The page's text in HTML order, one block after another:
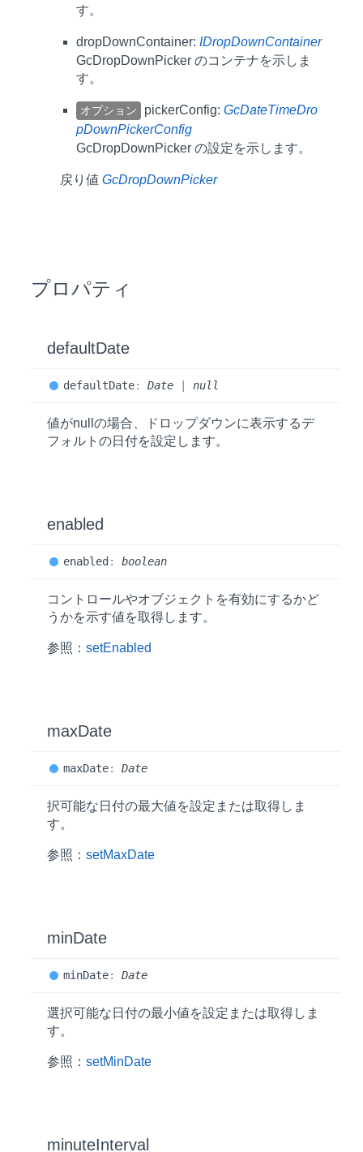
す。
dropDownContainer: IDropDownContainer
GcDropDownPicker のコンテナを示しま
す。
オプション pickerConfig: GcDateTimeDro
pDownPickerConfig
GcDropDownPicker の設定を示します。
戻り値 GcDropDownPicker
プロパティ
defaultDate
defaultDate: Date null
値がnullの場合、ドロップダウンに表示するデ
フォルトの日付を設定します。
enabled
enabled : boolean
コントロールやオブジェクトを有効にするかど
うかを示す値を取得します。
参照： setEnabled
maxDate
maxDate: Date
択可能な日付の最大値を設定または取得しま
す。
参照： setMaxDate
minDate
minDate: Date
選択可能な日付の最小値を設定または取得しま
す。
参照： setMinDate
minuteInterval